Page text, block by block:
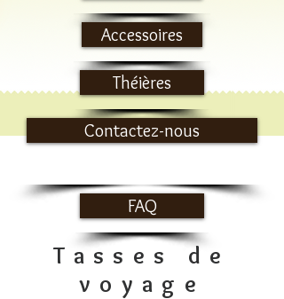
Accessoires
Théières
Contactez-nous
FAQ
Tasses de
voyage